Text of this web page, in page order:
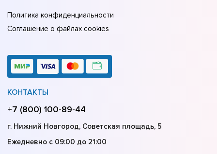
Политика конфиденциальности
Соглашение о файлах cookies
КОНТАКТЫ
+7 (800) 100-89-44
г. Нижний Новгород, Советская площадь, 5
Ежедневно с 09:00 до 21:00